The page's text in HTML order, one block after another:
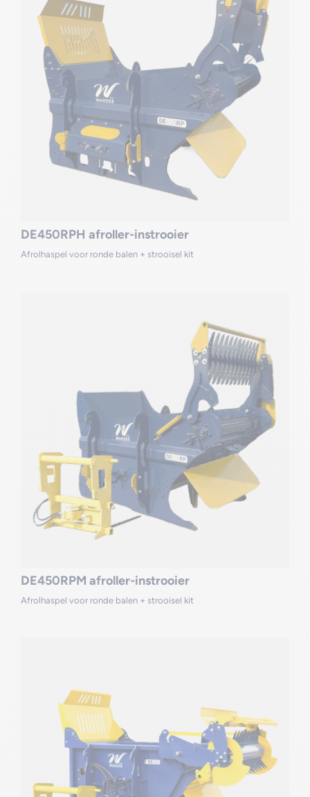
DE450RPH afroller-instrooier
Afrolhaspel voor ronde balen + strooisel kit
DE450RPM afroller-instrooier
Afrolhaspel voor ronde balen + strooisel kit